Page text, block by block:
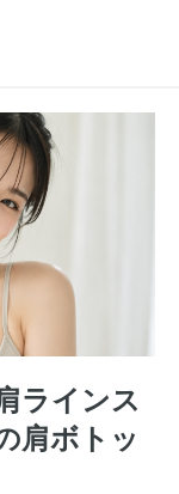
ラインス
肩ボトッ